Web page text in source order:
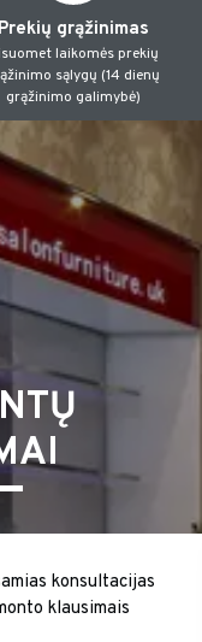
Prekių grąžinimas
laikomės prekių
sąlygų (14 dienų
grąžinimo galimybė)
konsultacijas
klausimais